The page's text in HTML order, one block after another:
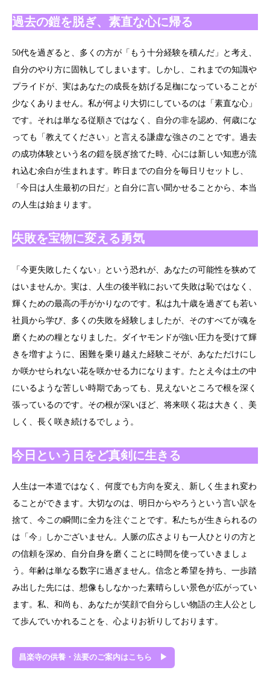
過去の鎧を脱ぎ、素直な心に帰る
50代を過ぎると、多くの方が「もう十分経験を積んだ」と考え、
自分のやり方に固執してしまいます。しかし、これまでの知識や
プライドが、実はあなたの成長を妨げる足枷になっていることが
少なくありません。私が何より大切にしているのは「素直な心」
です。それは単なる従順さではなく、自分の非を認め、何歳にな
っても「教えてください」と言える謙虚な強さのことです。過去
の成功体験という名の鎧を脱ぎ捨てた時、心には新しい知恵が流
れ込む余白が生まれます。昨日までの自分を毎日リセットし、
「今日は人生最初の日だ」と自分に言い聞かせることから、本当
の人生は始まります。
失敗を宝物に変える勇気
「今更失敗したくない」という恐れが、あなたの可能性を狭めて
はいませんか。実は、人生の後半戦において失敗は恥ではなく、
輝くための最高の手がかりなのです。私は九十歳を過ぎても若い
社員から学び、多くの失敗を経験しましたが、そのすべてが魂を
磨くための糧となりました。ダイヤモンドが強い圧力を受けて輝
きを増すように、困難を乗り越えた経験こそが、あなただけにし
か咲かせられない花を咲かせる力になります。たとえ今は土の中
にいるような苦しい時期であっても、見えないところで根を深く
張っているのです。その根が深いほど、将来咲く花は大きく、美
しく、長く咲き続けるでしょう。
今日という日をど真剣に生きる
人生は一本道ではなく、何度でも方向を変え、新しく生まれ変わ
ることができます。大切なのは、明日からやろうという言い訳を
捨て、今この瞬間に全力を注ぐことです。私たちが生きられるの
は「今」しかございません。人脈の広さよりも一人ひとりの方と
の信頼を深め、自分自身を磨くことに時間を使っていきましょ
う。年齢は単なる数字に過ぎません。信念と希望を持ち、一歩踏
み出した先には、想像もしなかった素晴らしい景色が広がってい
ます。私、和尚も、あなたが笑顔で自分らしい物語の主人公とし
て歩んでいかれることを、心よりお祈りしております。
昌楽寺の供養・法要のご案内はこちら ▶